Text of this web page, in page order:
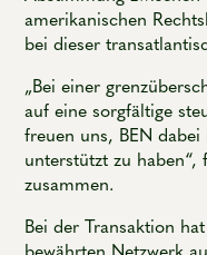
amerikanischen
bei dieser
„Bei einer
auf eine sorgfältige
freuen uns, BEN
unterstützt zu haben“,
zusammen.
Bei der Transaktion
bewährten Netzwerk